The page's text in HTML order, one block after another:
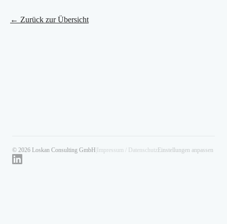
← Zurück zur Übersicht
© 2026 Loskan Consulting GmbH Impressum / Datenschutz Einstellungen anpassen